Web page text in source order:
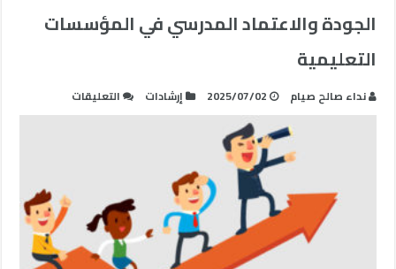
الجودة والاعتماد المدرسي في المؤسسات
التعليمية
نداء صالح صيام 2025/07/02 إرشادات التعليقات
القيادة
لتحقيق
الجودة
والاعتماد
المدرسي